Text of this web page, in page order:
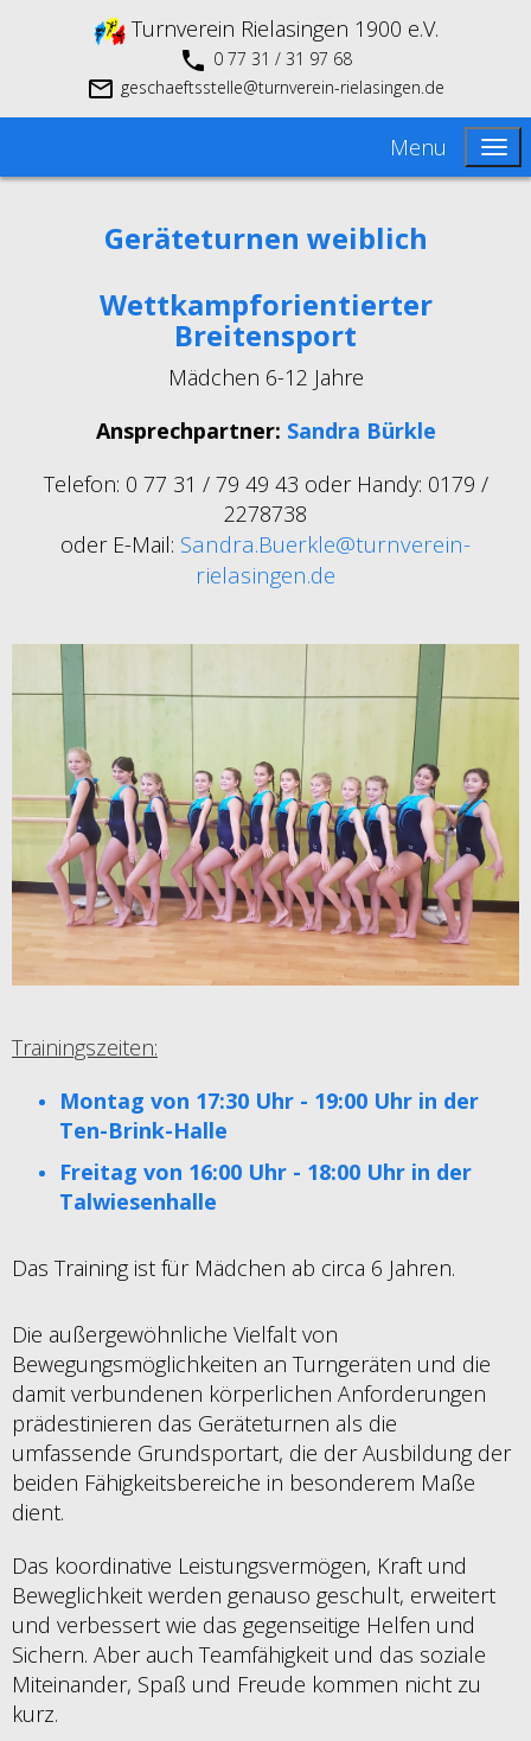
Turnverein Rielasingen 1900 e.V.
0 77 31 / 31 97 68
geschaeftsstelle@turnverein-rielasingen.de
Menu
Geräteturnen weiblich
Wettkampforientierter
Breitensport
Mädchen 6-12 Jahre
Ansprechpartner: Sandra Bürkle
Telefon: 0 77 31 / 79 49 43 oder Handy: 0179 /
2278738
oder E-Mail: Sandra.Buerkle@turnverein-
rielasingen.de
Trainingszeiten:
Montag von 17:30 Uhr - 19:00 Uhr in der
Ten-Brink-Halle
Freitag von 16:00 Uhr - 18:00 Uhr in der
Talwiesenhalle
Das Training ist für Mädchen ab circa 6 Jahren.
Die außergewöhnliche Vielfalt von
Bewegungsmöglichkeiten an Turngeräten und die
damit verbundenen körperlichen Anforderungen
prädestinieren das Geräteturnen als die
umfassende Grundsportart, die der Ausbildung der
beiden Fähigkeitsbereiche in besonderem Maße
dient.
Das koordinative Leistungsvermögen, Kraft und
Beweglichkeit werden genauso geschult, erweitert
und verbessert wie das gegenseitige Helfen und
Sichern. Aber auch Teamfähigkeit und das soziale
Miteinander, Spaß und Freude kommen nicht zu
kurz.